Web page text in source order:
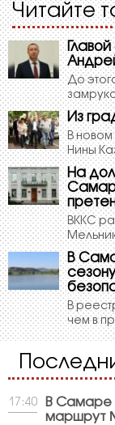
Читайте
До
Из
В
Нины
На
ВККС
В
В
чем в
17:40
В Самаре
маршрут